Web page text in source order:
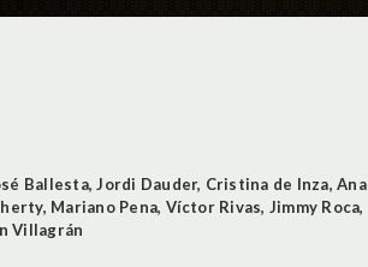
Ballesta,Jordi Dauder, Cristina de Inza,Ana
, Mariano Pena, Víctor Rivas, Jimmy Roca,
Villagrán